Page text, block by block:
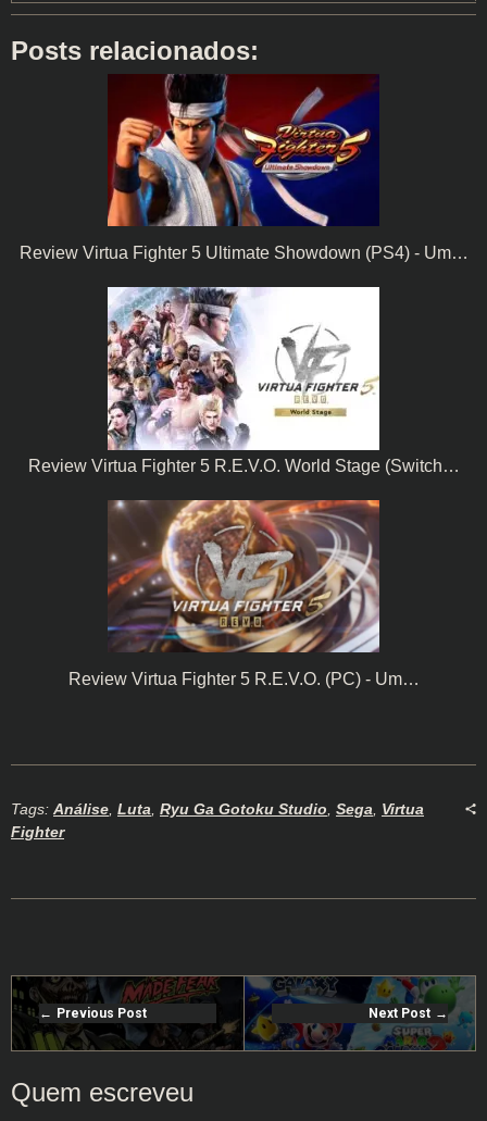
Posts relacionados:
Review Virtua Fighter 5 Ultimate Showdown (PS4) - Um…
Review Virtua Fighter 5 R.E.V.O. World Stage (Switch…
Review Virtua Fighter 5 R.E.V.O. (PC) - Um…
Tags: Análise Luta Ryu Ga Gotoku Studio Sega
Virtua
Fighter
Previous Post Next Post